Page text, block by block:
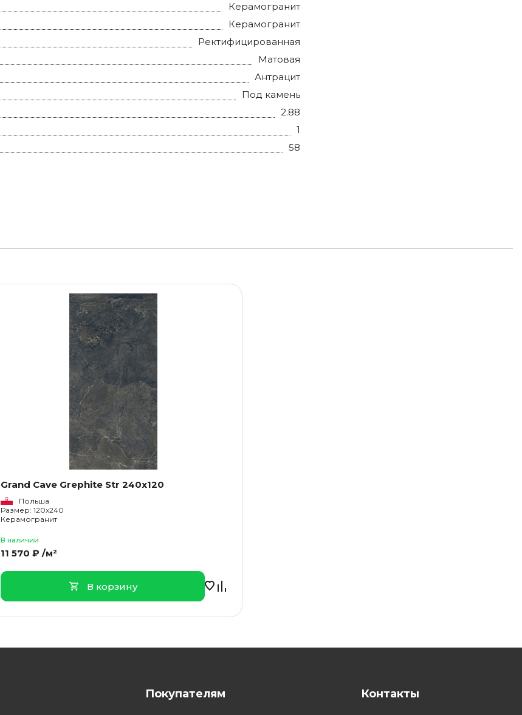
Керамогранит
Керамогранит
Ректифицированная
Матовая
Антрацит
Под камень
2.88
1
58
Grand Cave Grephite Str 240x120
Польша
Размер: 120x240
Керамогранит
В наличии
11 570 ₽ /м²
В корзину
Покупателям Контакты